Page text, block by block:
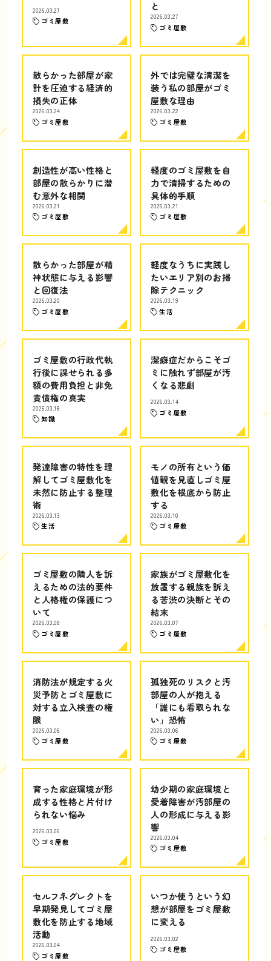
2026.03.27
ゴミ屋敷
と
2026.03.27
ゴミ屋敷
散らかった部屋が家
計を圧迫する経済的
損失の正体
2026.03.24
ゴミ屋敷
外では完璧な清潔を
装う私の部屋がゴミ
屋敷な理由
2026.03.22
ゴミ屋敷
創造性が高い性格と
部屋の散らかりに潜
む意外な相関
2026.03.21
ゴミ屋敷
軽度のゴミ屋敷を自
力で清掃するための
具体的手順
2026.03.21
ゴミ屋敷
散らかった部屋が精
神状態に与える影響
と回復法
2026.03.20
ゴミ屋敷
軽度なうちに実践し
たいエリア別のお掃
除テクニック
2026.03.19
生活
ゴミ屋敷の行政代執
行後に課せられる多
額の費用負担と非免
責債権の真実
2026.03.18
知識
潔癖症だからこそゴ
ミに触れず部屋が汚
くなる悲劇
2026.03.14
ゴミ屋敷
発達障害の特性を理
解してゴミ屋敷化を
未然に防止する整理
術
2026.03.13
生活
モノの所有という価
値観を見直しゴミ屋
敷化を根底から防止
する
2026.03.10
ゴミ屋敷
ゴミ屋敷の隣人を訴
えるための法的要件
と人格権の保護につ
いて
2026.03.08
ゴミ屋敷
家族がゴミ屋敷化を
放置する親族を訴え
る苦渋の決断とその
結末
2026.03.07
ゴミ屋敷
消防法が規定する火
災予防とゴミ屋敷に
対する立入検査の権
限
2026.03.06
ゴミ屋敷
孤独死のリスクと汚
部屋の人が抱える
「誰にも看取られな
い」恐怖
2026.03.06
ゴミ屋敷
育った家庭環境が形
成する性格と片付け
られない悩み
2026.03.06
ゴミ屋敷
幼少期の家庭環境と
愛着障害が汚部屋の
人の形成に与える影
響
2026.03.04
ゴミ屋敷
セルフネグレクトを
早期発見してゴミ屋
敷化を防止する地域
活動
2026.03.04
ゴミ屋敷
いつか使うという幻
想が部屋をゴミ屋敷
に変える
2026.03.02
ゴミ屋敷